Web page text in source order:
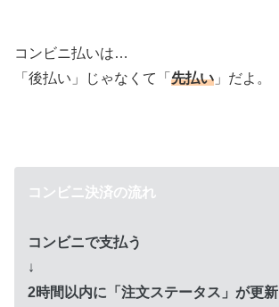
コンビニ払いは…
「後払い」じゃなくて「 先払い 」だよ。
コンビニ決済の流れ
コンビニで支払う
↓
2時間以内に「注文ステータス」が更新